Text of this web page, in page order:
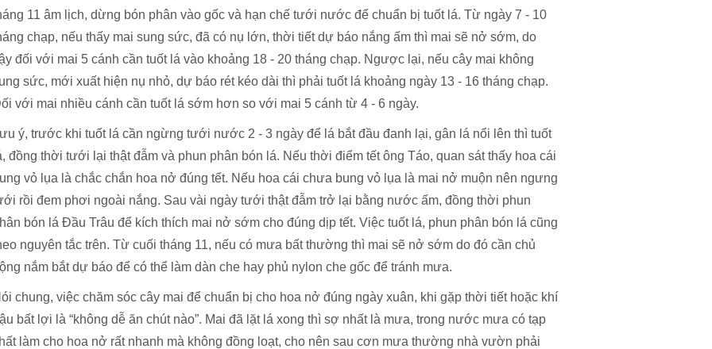
11 âm lịch, dừng bón phân vào gốc và hạn chế tưới nước để chuẩn bị tuốt lá. Từ ngày 7 - 10
chạp, nếu thấy mai sung sức, đã có nụ lớn, thời tiết dự báo nắng ấm thì mai sẽ nở sớm, do
đối với mai 5 cánh cần tuốt lá vào khoảng 18 - 20 tháng chạp. Ngược lại, nếu cây mai không
sức, mới xuất hiện nụ nhỏ, dự báo rét kéo dài thì phải tuốt lá khoảng ngày 13 - 16 tháng chạp.
với mai nhiều cánh cần tuốt lá sớm hơn so với mai 5 cánh từ 4 - 6 ngày.
ý, trước khi tuốt lá cần ngừng tưới nước 2 - 3 ngày để lá bắt đầu đanh lại, gân lá nổi lên thì tuốt
đồng thời tưới lại thật đẫm và phun phân bón lá. Nếu thời điểm tết ông Táo, quan sát thấy hoa cái
vỏ lụa là chắc chắn hoa nở đúng tết. Nếu hoa cái chưa bung vỏ lụa là mai nở muộn nên ngưng
rồi đem phơi ngoài nắng. Sau vài ngày tưới thật đẫm trở lại bằng nước ấm, đồng thời phun
bón lá Đầu Trâu để kích thích mai nở sớm cho đúng dịp tết. Việc tuốt lá, phun phân bón lá cũng
nguyên tắc trên. Từ cuối tháng 11, nếu có mưa bất thường thì mai sẽ nở sớm do đó cần chủ
nắm bắt dự báo để có thể làm dàn che hay phủ nylon che gốc để tránh mưa.
chung, việc chăm sóc cây mai để chuẩn bị cho hoa nở đúng ngày xuân, khi gặp thời tiết hoặc khí
bất lợi là “không dễ ăn chút nào”. Mai đã lặt lá xong thì sợ nhất là mưa, trong nước mưa có tạp
làm cho hoa nở rất nhanh mà không đồng loạt, cho nên sau cơn mưa thường nhà vườn phải